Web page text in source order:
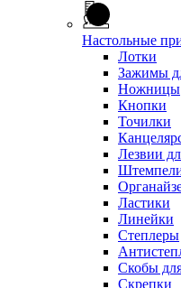
Настольные
Лотки
Зажимы
Ножницы
Кнопки
Точилки
Лезвии
Ластики
Линейки
Степлеры
Скобы
Скрепки